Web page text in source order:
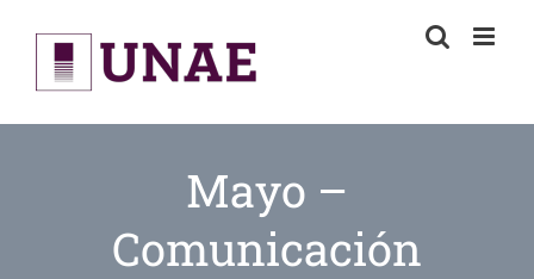
content
Mayo –
Comunicación